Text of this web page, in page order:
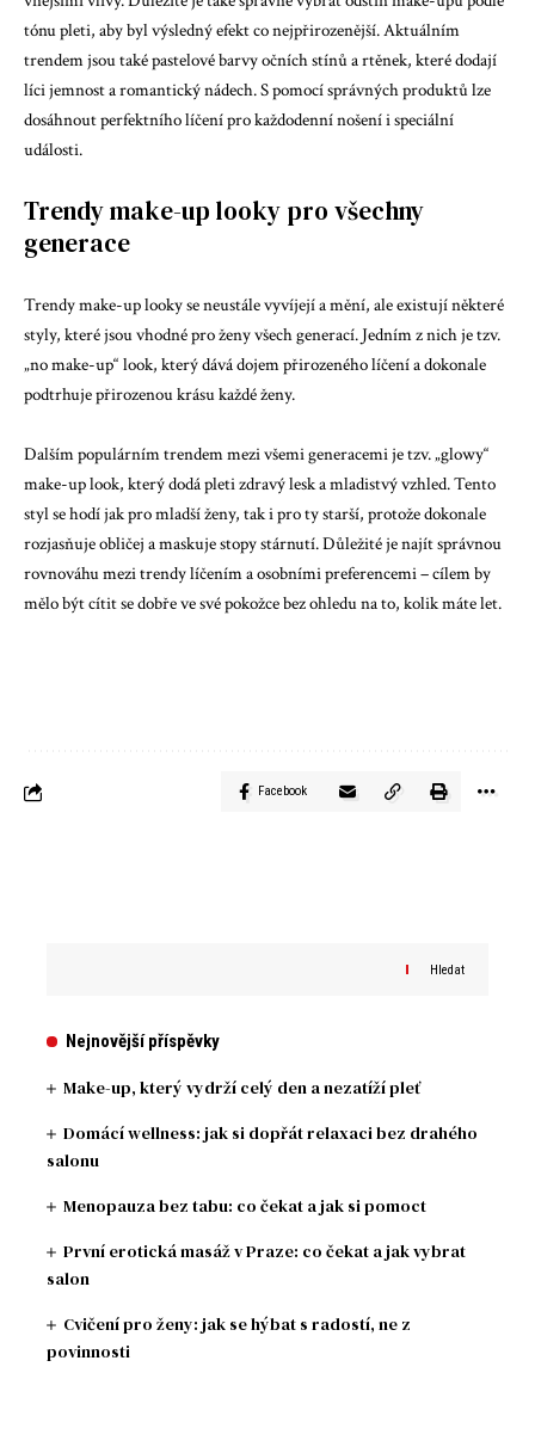
tónu pleti, aby byl výsledný efekt co nejpřirozenější. Aktuálním
trendem jsou také pastelové barvy očních stínů a rtěnek, které dodají
líci jemnost a romantický nádech. S pomocí správných produktů lze
dosáhnout perfektního líčení pro každodenní nošení i speciální
události.
Trendy make-up looky pro všechny
generace
Trendy make-up looky se neustále vyvíjejí a mění, ale existují některé
styly, které jsou vhodné pro ženy všech generací. Jedním z nich je tzv.
„no make-up“ look, který dává dojem přirozeného líčení a dokonale
podtrhuje přirozenou krásu každé ženy.
Dalším populárním trendem mezi všemi generacemi je tzv. „glowy“
make-up look, který dodá pleti zdravý lesk a mladistvý vzhled. Tento
styl se hodí jak pro mladší ženy, tak i pro ty starší, protože dokonale
rozjasňuje obličej a maskuje stopy stárnutí. Důležité je najít správnou
rovnováhu mezi trendy líčením a osobními preferencemi – cílem by
mělo být cítit se dobře ve své pokožce bez ohledu na to, kolik máte let.
Facebook
Hledat
Nejnovější příspěvky
Make-up, který vydrží celý den a nezatíží pleť
Domácí wellness: jak si dopřát relaxaci bez drahého
salonu
Menopauza bez tabu: co čekat a jak si pomoct
První erotická masáž v Praze: co čekat a jak vybrat
salon
Cvičení pro ženy: jak se hýbat s radostí, ne z
povinnosti